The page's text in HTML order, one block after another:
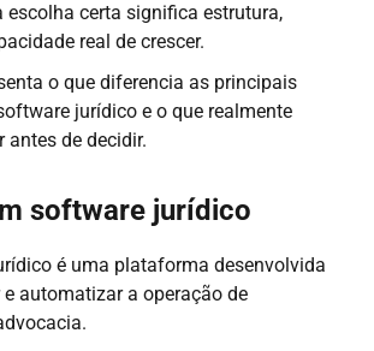
escolha certa significa estrutura,
real de crescer.
o que diferencia as principais
jurídico e o que realmente
antes de decidir.
software jurídico
é uma plataforma desenvolvida
automatizar a operação de